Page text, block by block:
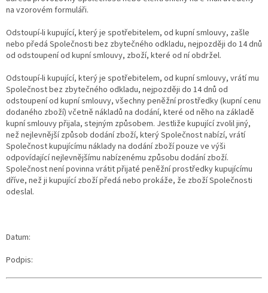
na vzorovém formuláři.
Odstoupí-li kupující, který je spotřebitelem, od kupní smlouvy, zašle
nebo předá Společnosti bez zbytečného odkladu, nejpozději do 14 dnů
od odstoupení od kupní smlouvy, zboží, které od ní obdržel.
Odstoupí-li kupující, který je spotřebitelem, od kupní smlouvy, vrátí mu
Společnost bez zbytečného odkladu, nejpozději do 14 dnů od
odstoupení od kupní smlouvy, všechny peněžní prostředky (kupní cenu
dodaného zboží) včetně nákladů na dodání, které od něho na základě
kupní smlouvy přijala, stejným způsobem. Jestliže kupující zvolil jiný,
než nejlevnější způsob dodání zboží, který Společnost nabízí, vrátí
Společnost kupujícímu náklady na dodání zboží pouze ve výši
odpovídající nejlevnějšímu nabízenému způsobu dodání zboží.
Společnost není povinna vrátit přijaté peněžní prostředky kupujícímu
dříve, než ji kupující zboží předá nebo prokáže, že zboží Společnosti
odeslal.
Datum:
Podpis: